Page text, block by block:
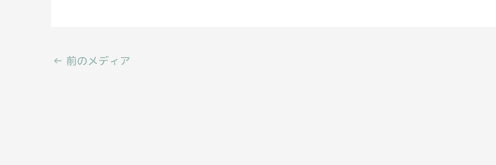
← 前のメディア